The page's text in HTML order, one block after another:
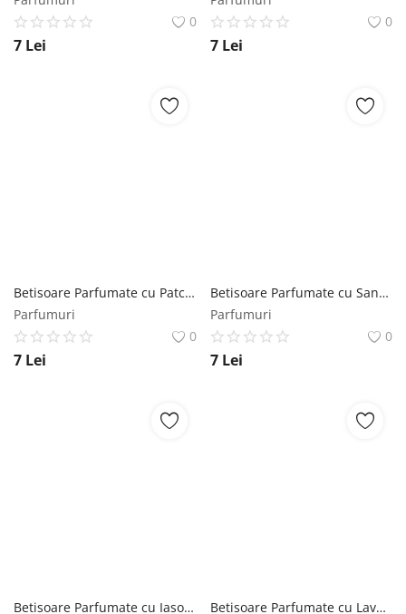
0
7 Lei
0
7 Lei
Betisoare Parfumate cu Patchouli Mikado - La Casa De Los Aromas, 1 pachet Mikado
Parfumuri
0
7 Lei
Betisoare Parfumate cu Santal Mikado - La Casa De Los Aromas, 1 pachet Mikado
Parfumuri
0
7 Lei
Betisoare Parfumate cu Iasomie Mikado - La Casa De Los Aromas, 1 pachet Mikado Betisoare Parfumate cu Lavanda Mikado - La Casa De Los Aromas, 1 pachet Mikado